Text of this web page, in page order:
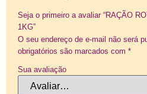
Seja o primeiro a avaliar “RAÇÃO
1KG”
O seu endereço de e-mail não será
obrigatórios são marcados com *
Sua avaliação